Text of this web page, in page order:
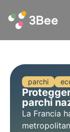
parchi
parchi
La Francia